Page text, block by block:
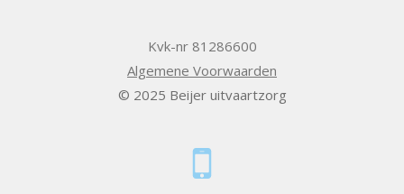
Kvk-nr 81286600
Algemene Voorwaarden
© 2025 Beijer uitvaartzorg